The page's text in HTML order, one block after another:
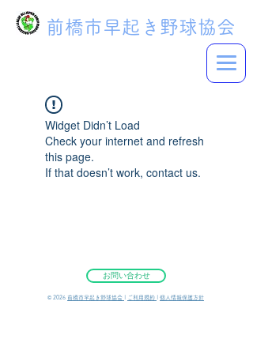
前橋市早起き野球協会
Widget Didn’t Load
Check your internet and refresh
this page.
If that doesn’t work, contact us.
お問い合わせ
©︎ 2026 前橋市早起き野球協会 ご利用規約 個人情報保護方針